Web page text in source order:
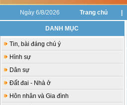
Ngày 6/8/2026 Trang chủ
DANH MỤC
Tin, bài đáng chú ý
Hình sự
Dân sự
Đất đai - Nhà ở
Hôn nhân và Gia đình